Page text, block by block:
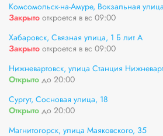
Комсомольск-на-Амуре, Вокзальная
Закрыто откроется в вс 09:00
Хабаровск, Связная улица, 1 Б лит А
Закрыто откроется в вс 09:00
Нижневартовск, улица Станция
Открыто до 20:00
Сургут, Сосновая улица, 18
Открыто до 20:00
Магнитогорск, улица Маяковского, 35